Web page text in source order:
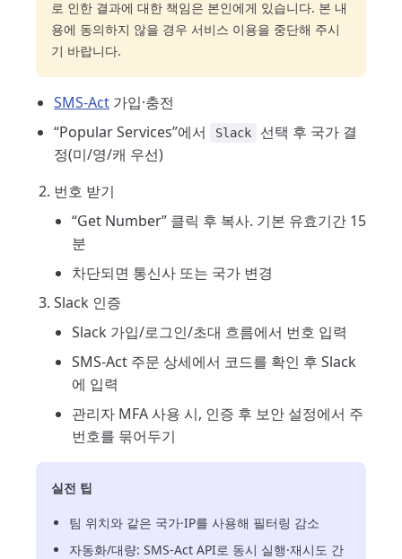
로 인한 결과에 대한 책임은 본인에게 있습니다. 본 내
용에 동의하지 않을 경우 서비스 이용을 중단해 주시
기 바랍니다.
SMS-Act 가입·충전
“Popular Services”에서
Slack
선택 후 국가 결
정(미/영/캐 우선)
번호 받기
“Get Number” 클릭 후 복사. 기본 유효기간 15
분
차단되면 통신사 또는 국가 변경
Slack 인증
Slack 가입/로그인/초대 흐름에서 번호 입력
SMS-Act 주문 상세에서 코드를 확인 후 Slack
에 입력
관리자 MFA 사용 시, 인증 후 보안 설정에서 주
번호를 묶어두기
실전 팁
팀 위치와 같은 국가·IP를 사용해 필터링 감소
자동화/대량: SMS-Act API로 동시 실행·재시도 간